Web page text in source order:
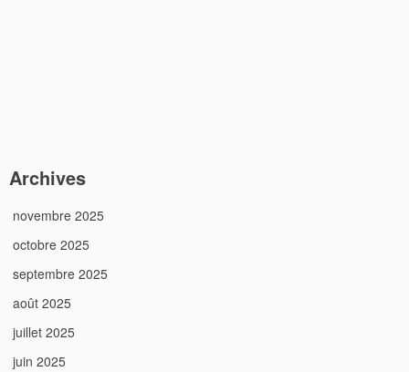
Archives
novembre 2025
octobre 2025
septembre 2025
août 2025
juillet 2025
juin 2025